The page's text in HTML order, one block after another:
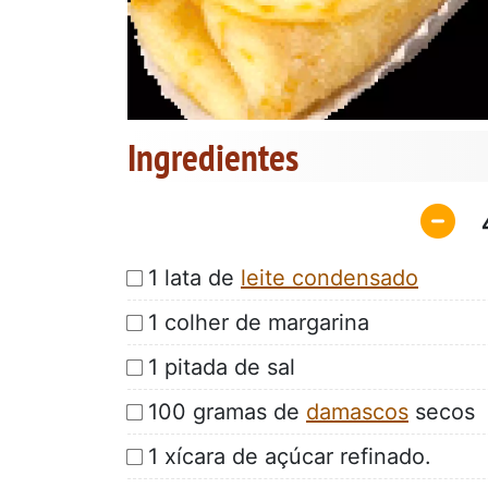
Ingredientes
1 lata de leite condensado
1 colher de margarina
1 pitada de sal
100 gramas de damascos secos
1 xícara de açúcar refinado.